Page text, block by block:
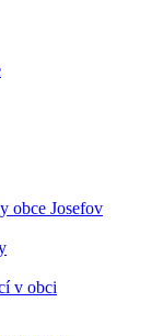
obce Josefov
v obci